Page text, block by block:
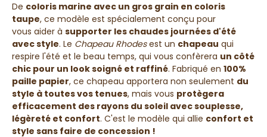
De coloris marine avec un gros grain en coloris
taupe, ce modèle est spécialement conçu pour
vous aider à supporter les chaudes journées d'été
avec style. Le Chapeau Rhodesest un chapeau qui
respire l'été et le beau temps, qui vous confèrera un côté
chic pour un look soigné et raffiné. Fabriqué en 100%
paille papier, ce chapeau apportera non seulement du
style à toutes vos tenues, mais vous protègera
efficacement des rayons du soleil avec souplesse,
légèreté et confort. C'est le modèle qui allie confort et
style sans faire de concession !